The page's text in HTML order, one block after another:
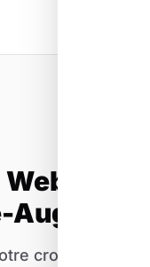
à
croissance